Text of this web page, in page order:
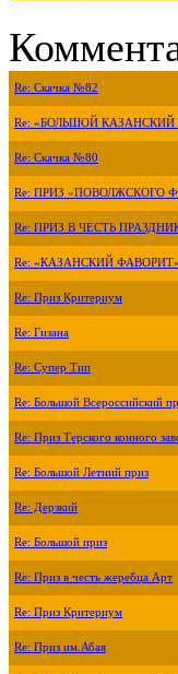
Re: Скачка №82
Re: «БОЛЬШОЙ КАЗАНСКИЙ
Re: Скачка №80
Re: ПРИЗ «ПОВОЛЖСКОГО
Re: ПРИЗ В ЧЕСТЬ
Re: «КАЗАНСКИЙ
Re: Приз Критериум
Re: Гизана
Re: Супер Тип
Re: Большой Всероссийский
Re: Приз Терского конного
Re: Большой Летний приз
Re: Дерзкий
Re: Большой приз
Re: Приз в честь жеребца Арт
Re: Приз Критериум
Re: Приз им.Абая